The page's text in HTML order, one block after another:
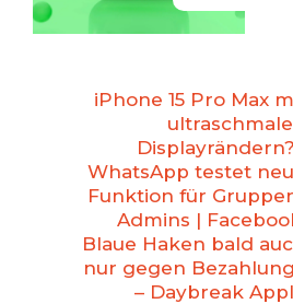
iPhone 15 Pro Max
WhatsApp testet
Funktion für
Admins |
Blaue Haken bald
nur gegen
– Daybreak